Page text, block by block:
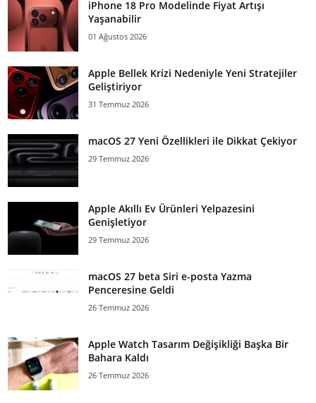
iPhone 18 Pro Modelinde Fiyat Artışı
Yaşanabilir
01 Ağustos 2026
Apple Bellek Krizi Nedeniyle Yeni Stratejiler
Geliştiriyor
31 Temmuz 2026
macOS 27 Yeni Özellikleri ile Dikkat Çekiyor
29 Temmuz 2026
Apple Akıllı Ev Ürünleri Yelpazesini
Genişletiyor
29 Temmuz 2026
macOS 27 beta Siri e-posta Yazma
Penceresine Geldi
26 Temmuz 2026
Apple Watch Tasarım Değişikliği Başka Bir
Bahara Kaldı
26 Temmuz 2026